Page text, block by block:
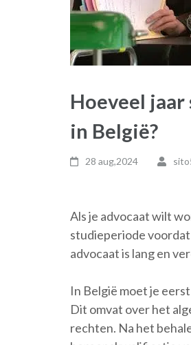
Hoeveel
in België?
28 aug,2024
Als je advocaat wilt
studieperiode voordat
advocaat is lang en
In België moet je
Dit omvat over het
rechten. Na het